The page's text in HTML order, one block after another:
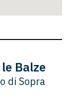
Balze
di Sopra